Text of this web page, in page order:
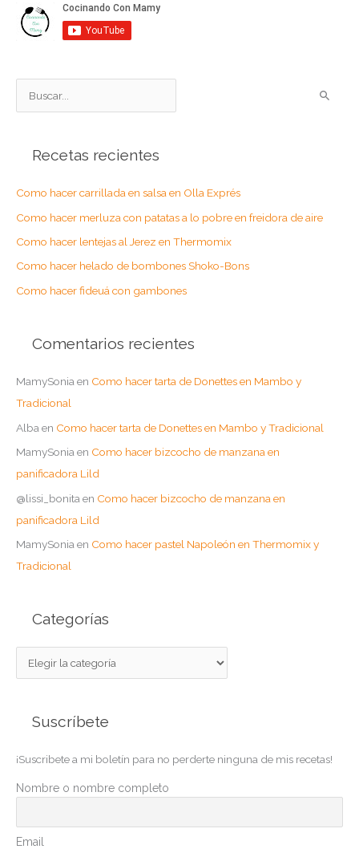
u
r
p
o
r
Recetas recientes
Como hacer carrillada en salsa en Olla Exprés
Como hacer merluza con patatas a lo pobre en freidora de aire
Como hacer lentejas al Jerez en Thermomix
Como hacer helado de bombones Shoko-Bons
Como hacer fideuá con gambones
Comentarios recientes
MamySoniaen Como hacer tarta de Donettes en Mambo y
Tradicional
Alba en Como hacer tarta de Donettes en Mambo y Tradicional
MamySoniaen Como hacer bizcocho de manzana en
panificadora Lild
@lissi_bonita en Como hacer bizcocho de manzana en
panificadora Lild
MamySonia en Como hacer pastel Napoleón en Thermomix y
Tradicional
Categorías
a
o
r
a
Suscríbete
¡Suscribete a mi boletín para no perderte ninguna de mis recetas!
Nombre o nombre completo
Email